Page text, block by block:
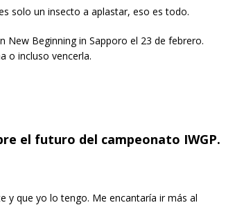
solo un insecto a aplastar, eso es todo.
New Beginning in Sapporo el 23 de febrero.
o incluso vencerla.
el futuro del campeonato IWGP.
y que yo lo tengo. Me encantaría ir más al